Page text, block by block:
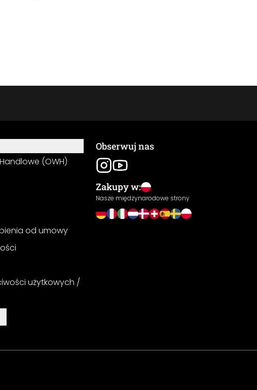
(OWH)
od umowy
użytkowych /
Obserwuj nas
Zakupy w:
Nasze międzynarodowe strony